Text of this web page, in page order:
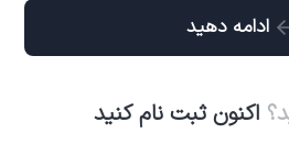
ادامه دهید
اکنون ثبت نام کنید